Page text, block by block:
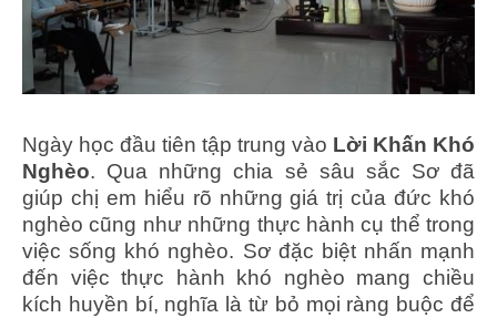
Ngày học đầu tiên tập trung vào Lời Khấn Khó
Nghèo. Qua những chia sẻ sâu sắc Sơ đã
giúp chị em hiểu rõ những giá trị của đức khó
nghèo cũng như những thực hành cụ thể trong
việc sống khó nghèo. Sơ đặc biệt nhấn mạnh
đến việc thực hành khó nghèo mang chiều
kích huyền bí, nghĩa là từ bỏ mọi ràng buộc để